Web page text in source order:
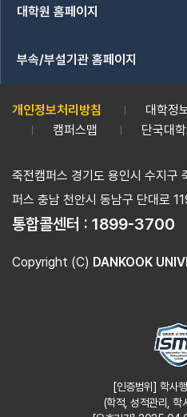
대학원 홈페이지
부속/부설기관 홈페이지
개인정보처리방침 대학정
캠퍼스맵
단국대
죽전캠퍼스 경기도 용인시 수지
퍼스 충남 천안시 동남구 단대로
통합콜센터 : 1899-3700
Copyright (C) DANKOOK
[인증범위] 학사
(학적, 성적관리, 학